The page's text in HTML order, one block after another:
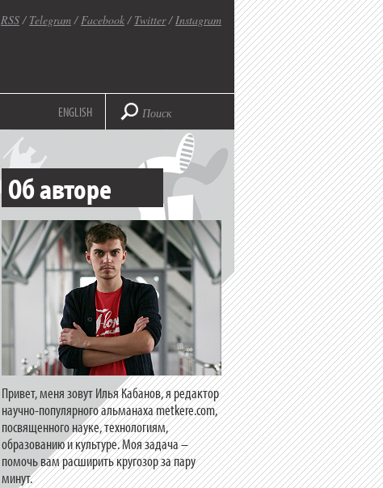
RSS/ Telegram/Facebook/ Twitter/Instagram
ENGLISH
Об авторе
Привет, меня зовут Илья Кабанов, я редактор
научно-популярного альманаха metkere.com,
посвященного науке, технологиям,
образованию и культуре. Моя задача –
помочь вам расширить кругозор за пару
минут.